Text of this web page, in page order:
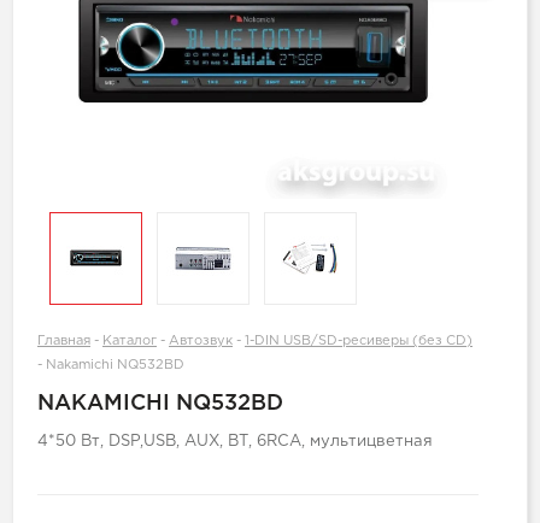
Главная - Каталог - Автозвук -
1-DIN USB/SD-ресиверы (без CD)
- Nakamichi NQ532BD
NAKAMICHI NQ532BD
4*50 Вт, DSP,USB, AUX, ВТ, 6RCA, мультицветная